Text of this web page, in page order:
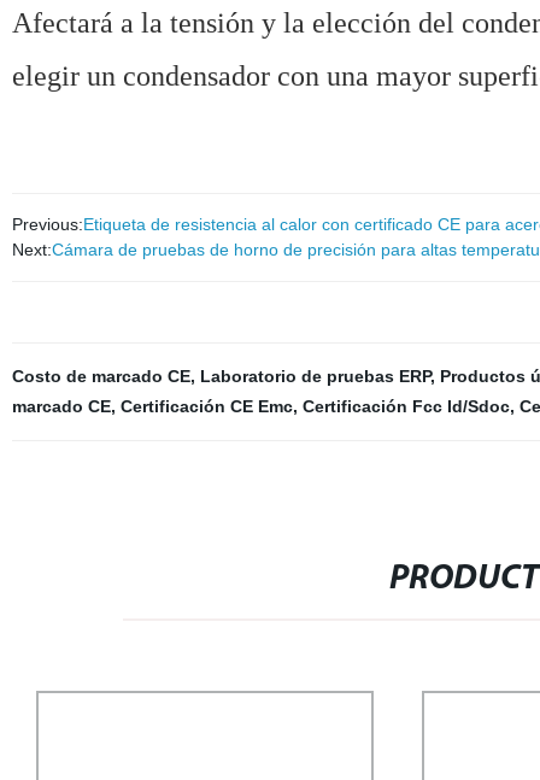
Afectará a la tensión y la elección del
elegir un condensador con una mayor
Previous:Etiqueta de resistencia al calor con certificado CE para
Next:Cámara de pruebas de horno de precisión para altas
Costo de marcado CE, Laboratorio de pruebas ERP, Productos
marcado CE, Certificación CE Emc, Certificación Fcc Id/Sdoc,